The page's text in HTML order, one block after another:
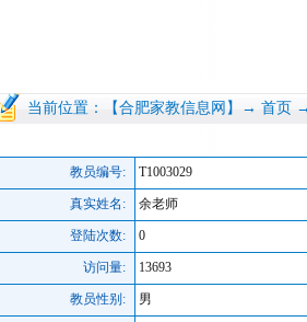
当前位置：【合肥家教信息网】→ 首页
教员编号: T1003029
真实姓名: 余老师
登陆次数: 0
访问量: 13693
教员性别: 男